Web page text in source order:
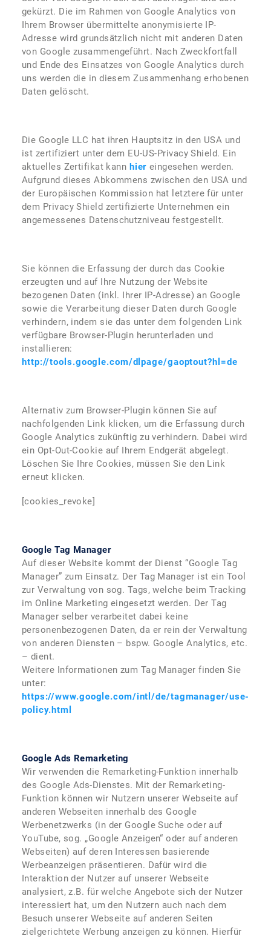
gekürzt. Die im Rahmen von Google Analytics von
Ihrem Browser übermittelte anonymisierte IP-
Adresse wird grundsätzlich nicht mit anderen Daten
von Google zusammengeführt. Nach Zweckfortfall
und Ende des Einsatzes von Google Analytics durch
uns werden die in diesem Zusammenhang erhobenen
Daten gelöscht.
Die Google LLC hat ihren Hauptsitz in den USA und
ist zertifiziert unter dem EU-US-Privacy Shield. Ein
aktuelles Zertifikat kann hier eingesehen werden.
Aufgrund dieses Abkommens zwischen den USA und
der Europäischen Kommission hat letztere für unter
dem Privacy Shield zertifizierte Unternehmen ein
angemessenes Datenschutzniveau festgestellt.
Sie können die Erfassung der durch das Cookie
erzeugten und auf Ihre Nutzung der Website
bezogenen Daten (inkl. Ihrer IP-Adresse) an Google
sowie die Verarbeitung dieser Daten durch Google
verhindern, indem sie das unter dem folgenden Link
verfügbare Browser-Plugin herunterladen und
installieren:
http://tools.google.com/dlpage/gaoptout?hl=de
Alternativ zum Browser-Plugin können Sie auf
nachfolgenden Link klicken, um die Erfassung durch
Google Analytics zukünftig zu verhindern. Dabei wird
ein Opt-Out-Cookie auf Ihrem Endgerät abgelegt.
Löschen Sie Ihre Cookies, müssen Sie den Link
erneut klicken.
[cookies_revoke]
Google Tag Manager
Auf dieser Website kommt der Dienst “Google Tag
Manager” zum Einsatz. Der Tag Manager ist ein Tool
zur Verwaltung von sog. Tags, welche beim Tracking
im Online Marketing eingesetzt werden. Der Tag
Manager selber verarbeitet dabei keine
personenbezogenen Daten, da er rein der Verwaltung
von anderen Diensten – bspw. Google Analytics, etc.
– dient.
Weitere Informationen zum Tag Manager finden Sie
unter:
https://www.google.com/intl/de/tagmanager/use-
policy.html
Google Ads Remarketing
Wir verwenden die Remarketing-Funktion innerhalb
des Google Ads-Dienstes. Mit der Remarketing-
Funktion können wir Nutzern unserer Webseite auf
anderen Webseiten innerhalb des Google
Werbenetzwerks (in der Google Suche oder auf
YouTube, sog. „Google Anzeigen“ oder auf anderen
Webseiten) auf deren Interessen basierende
Werbeanzeigen präsentieren. Dafür wird die
Interaktion der Nutzer auf unserer Webseite
analysiert, z.B. für welche Angebote sich der Nutzer
interessiert hat, um den Nutzern auch nach dem
Besuch unserer Webseite auf anderen Seiten
zielgerichtete Werbung anzeigen zu können. Hierfür